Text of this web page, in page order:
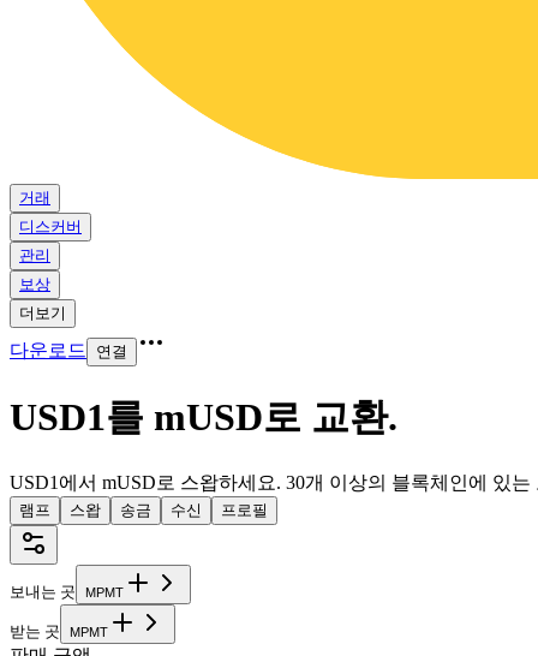
거래
디스커버
관리
보상
더보기
다운로드 연결
USD1를 mUSD로 교환.
USD1에서 mUSD로 스왑하세요. 30개 이상의 블록체인에 있
램프 스왑 송금 수신 프로필
보내는 곳 MPMT
받는 곳 MPMT